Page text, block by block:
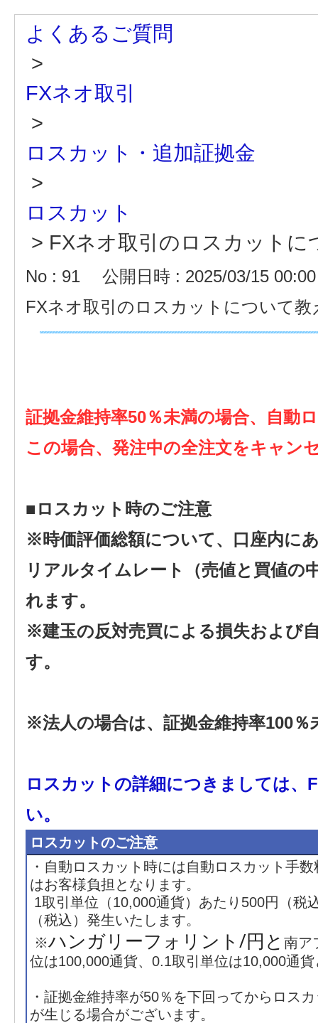
よくあるご質問
>
FXネオ取引
>
ロスカット・追加証拠金
>
ロスカット
> FXネオ取引のロスカット
No : 91
公開日時 : 2025/03/15 00:00
FXネオ取引のロスカットについて
証拠金維持率50％未満の場合、自動
この場合、発注中の全注文をキャン
■ロスカット時のご注意
※時価評価総額について、口座内に
リアルタイムレート（売値と買値の
れます。
※建玉の反対売買による損失および
す。
※法人の場合は、証拠金維持率100
ロスカットの詳細につきましては、
い。
ロスカットのご注意
・自動ロスカット時には自動ロスカット手
はお客様負担となります。
1取引単位（10,000通貨）あたり500円（税
（税込）発生いたします。
※ハンガリーフォリント/円と 南ア
位は100,000通貨、0.1取引単位は10,000通
・証拠金維持率が50％を下回ってからロス
が生じる場合がございます。